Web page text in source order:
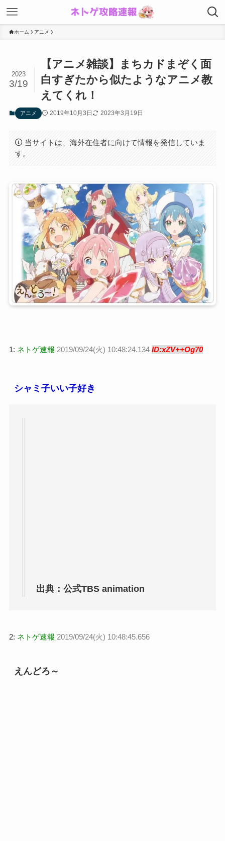
ホーム アニメ
【アニメ雑談】まちカドまぞく面
白すぎたから似たようなアニメ教
えてくれ！
2023
3/19
アニメ 2019年10月3日 2023年3月19日
当サイトは、海外在住者に向けて情報を発信していま
す。
1: ネトゲ速報 2019/09/24(火) 10:48:24.134 ID:xZV++Og70
シャミ子いい子好き
出典：公式TBS animation
2: ネトゲ速報 2019/09/24(火) 10:48:45.656
えんどろ～